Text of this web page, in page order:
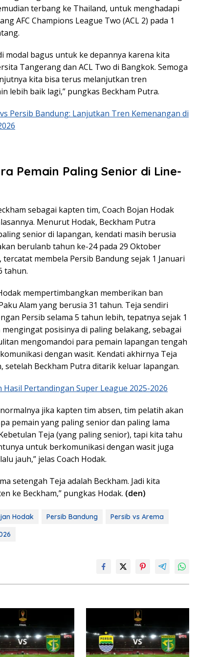
terbang ke Thailand, untuk menghadapi
AFC Champions League Two (ACL 2) pada 1
modal bagus untuk ke depannya karena kita
Tangerang dan ACL Two di Bangkok. Semoga
kita bisa terus melanjutkan tren
lebih baik lagi,” pungkas Beckham Putra.
Persib Bandung: Lanjutkan Tren Kemenangan di
Pemain Paling Senior di Line-
sebagai kapten tim, Coach Bojan Hodak
Menurut Hodak, Beckham Putra
senior di lapangan, kendati masih berusia
berulanb tahun ke-24 pada 29 Oktober
membela Persib Bandung sejak 1 Januari
tahun.
mempertimbangkan memberikan ban
Alam yang berusia 31 tahun. Teja sendiri
Persib selama 5 tahun lebih, tepatnya sejak 1
mengingat posisinya di paling belakang, sebagai
mengomandoi para pemain lapangan tengah
dengan wasit. Kendati akhirnya Teja
setelah Beckham Putra ditarik keluar lapangan.
Hasil Pertandingan Super League 2025-2026
jika kapten tim absen, tim pelatih akan
pemain yang paling senior dan paling lama
Teja (yang paling senior), tapi kita tahu
untuk berkomunikasi dengan wasit juga
jauh,” jelas Coach Hodak.
setengah Teja adalah Beckham. Jadi kita
ke Beckham,” pungkas Hodak. (den)
Hodak Persib Bandung
Persib vs Arema